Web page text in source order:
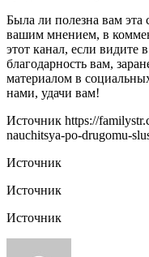
Была ли полезна вам эта
вашим мнением, в
этот канал, если видите
благодарность вам,
материалом в
нами, удачи вам!
Источник https://
nauchitsya-po-drugomu-
Источник
Источник
Источник